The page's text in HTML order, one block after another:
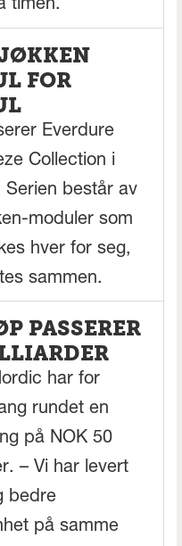
timen.
FOR
Everdure
Collection i
Serien består av
moduler som
hver for seg,
sammen.
PASSERER
har for
rundet en
på NOK 50
– Vi har levert
bedre
på samme